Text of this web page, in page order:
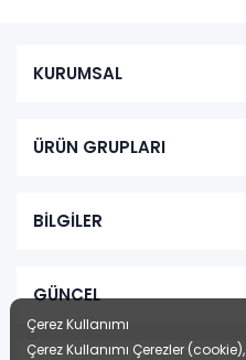
KURUMSAL
ÜRÜN GRUPLARI
BİLGİLER
GÜNCEL
Çerez Kullanımı
Çerez Kullanımı Çerezler (cookie),